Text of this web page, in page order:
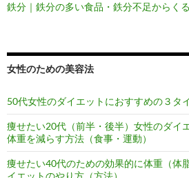
鉄分｜鉄分の多い食品・鉄分不足からく
女性のための美容法
50代女性のダイエットにおすすめの３タ
痩せたい20代（前半・後半）女性のダイ
体重を減らす方法（食事・運動）
痩せたい40代のための効果的に体重（体